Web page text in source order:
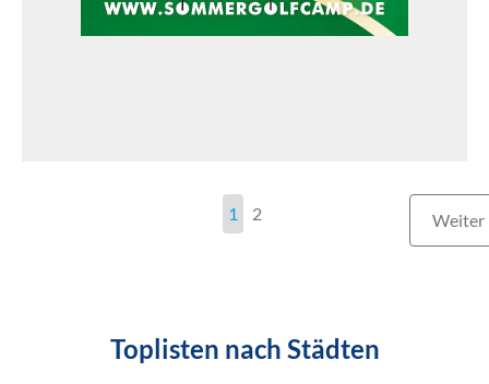
1 2 Weiter
Toplisten nach Städten